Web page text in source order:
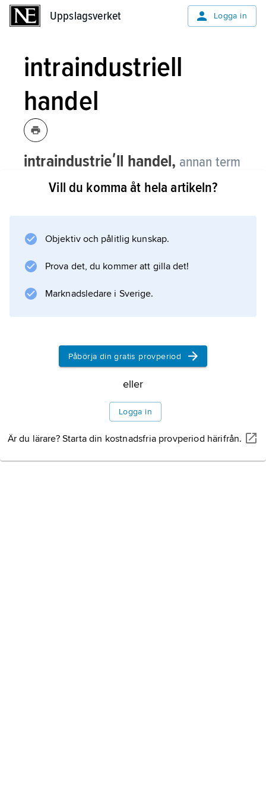
Uppslagsverket Logga in
intraindustriell
handel
intraindustrieʹll handel, annan term
inombranschhandel
Vill du komma åt hela artikeln?
Objektiv och pålitlig kunskap.
Prova det, du kommer att gilla det!
Marknadsledare i Sverige.
Påbörja din gratis provperiod
eller
Logga in
Är du lärare? Starta din kostnadsfria provperiod härifrån.